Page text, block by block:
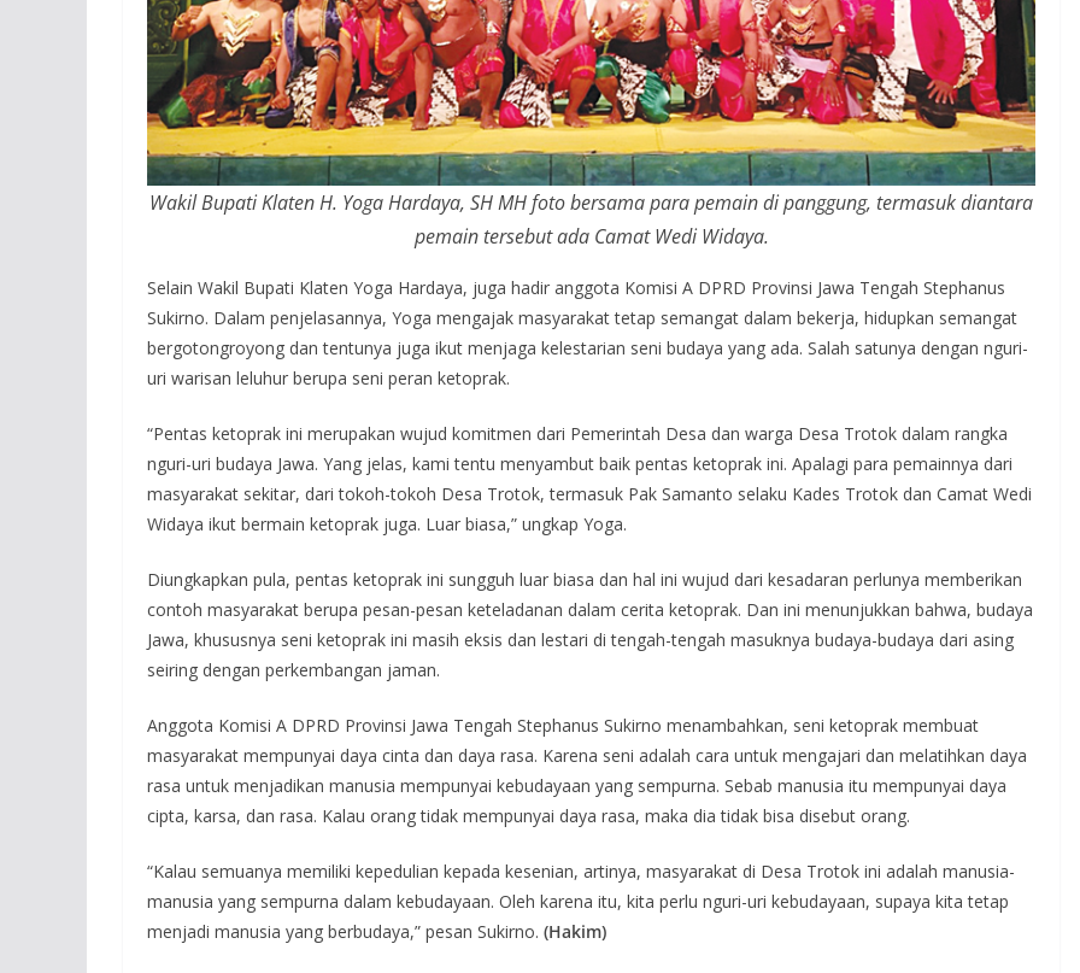
Wakil Bupati Klaten H. Yoga Hardaya, SH MH foto bersama para pemain di panggung, termasuk diantara
pemain tersebut ada Camat Wedi Widaya.
Selain Wakil Bupati Klaten Yoga Hardaya, juga hadir anggota Komisi A DPRD Provinsi Jawa Tengah Stephanus
Sukirno. Dalam penjelasannya, Yoga mengajak masyarakat tetap semangat dalam bekerja, hidupkan semangat
bergotongroyong dan tentunya juga ikut menjaga kelestarian seni budaya yang ada. Salah satunya dengan nguri-
uri warisan leluhur berupa seni peran ketoprak.
“Pentas ketoprak ini merupakan wujud komitmen dari Pemerintah Desa dan warga Desa Trotok dalam rangka
nguri-uri budaya Jawa. Yang jelas, kami tentu menyambut baik pentas ketoprak ini. Apalagi para pemainnya dari
masyarakat sekitar, dari tokoh-tokoh Desa Trotok, termasuk Pak Samanto selaku Kades Trotok dan Camat Wedi
Widaya ikut bermain ketoprak juga. Luar biasa,” ungkap Yoga.
Diungkapkan pula, pentas ketoprak ini sungguh luar biasa dan hal ini wujud dari kesadaran perlunya memberikan
contoh masyarakat berupa pesan-pesan keteladanan dalam cerita ketoprak. Dan ini menunjukkan bahwa, budaya
Jawa, khususnya seni ketoprak ini masih eksis dan lestari di tengah-tengah masuknya budaya-budaya dari asing
seiring dengan perkembangan jaman.
Anggota Komisi A DPRD Provinsi Jawa Tengah Stephanus Sukirno menambahkan, seni ketoprak membuat
masyarakat mempunyai daya cinta dan daya rasa. Karena seni adalah cara untuk mengajari dan melatihkan daya
rasa untuk menjadikan manusia mempunyai kebudayaan yang sempurna. Sebab manusia itu mempunyai daya
cipta, karsa, dan rasa. Kalau orang tidak mempunyai daya rasa, maka dia tidak bisa disebut orang.
“Kalau semuanya memiliki kepedulian kepada kesenian, artinya, masyarakat di Desa Trotok ini adalah manusia-
manusia yang sempurna dalam kebudayaan. Oleh karena itu, kita perlu nguri-uri kebudayaan, supaya kita tetap
menjadi manusia yang berbudaya,” pesan Sukirno. (Hakim)